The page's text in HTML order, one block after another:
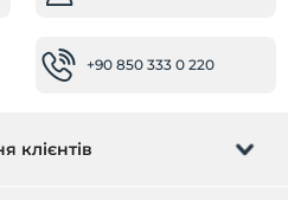
+90 850 333 0 220
клієнтів